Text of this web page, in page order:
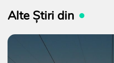
Alte Știri din